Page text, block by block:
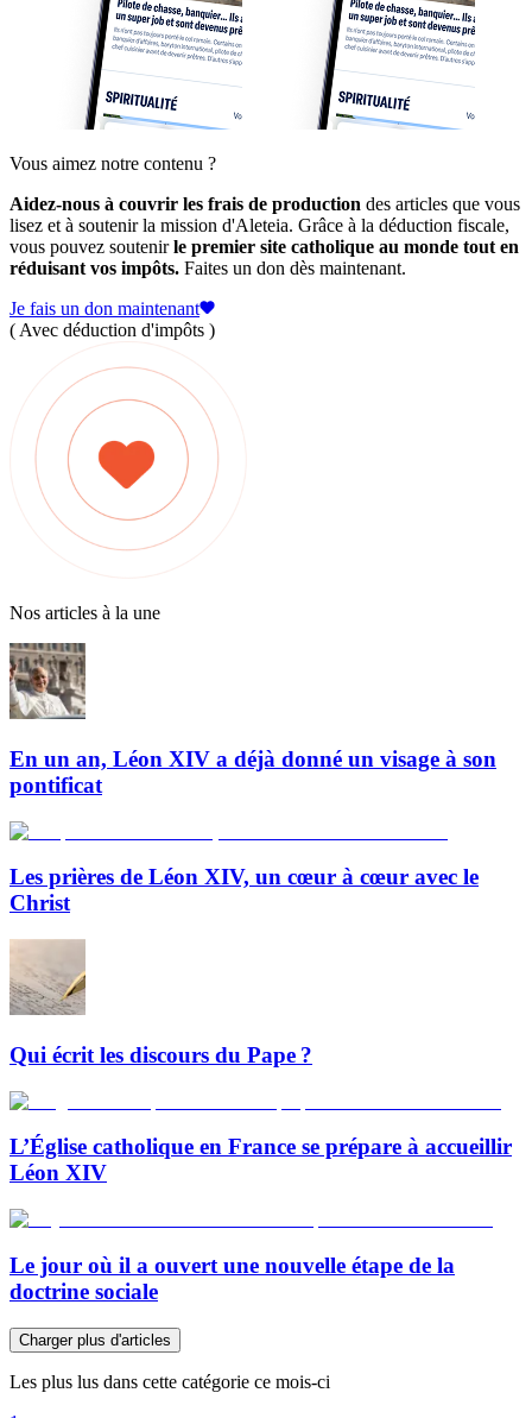
Vous aimez notre contenu ?
Aidez-nous à couvrir les frais de production des articles que vous
lisez et à soutenir la mission d'Aleteia. Grâce à la déduction fiscale,
vous pouvez soutenirle premier site catholique au monde tout en
réduisant vos impôts. Faites un don dès maintenant.
Je fais un don maintenant
( Avec déduction d'impôts )
Nos articles à la une
En un an, Léon XIV a déjà donné un visage à son
pontificat
Les prières de Léon XIV, un cœur à cœur avec le
Christ
Qui écrit les discours du Pape ?
L’Église catholique en France se prépare à accueillir
Léon XIV
Le jour où il a ouvert une nouvelle étape de la
doctrine sociale
Charger plus d'articles
Les plus lus dans cette catégorie ce mois-ci